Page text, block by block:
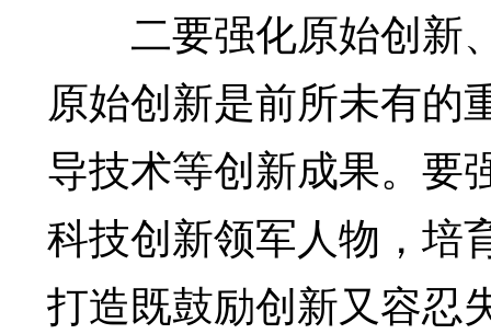
二要强化原始创新
原始创新是前所未有的
导技术等创新成果。要
科技创新领军人物，培
打造既鼓励创新又容忍